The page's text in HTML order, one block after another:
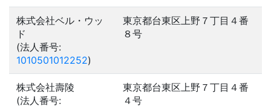
株式会社ベル・ウッ
ド
(法人番号:
1010501012252)
東京都台東区上野７丁目４番
８号
株式会社壽陵
(法人番号:
東京都台東区上野７丁目４番
４号